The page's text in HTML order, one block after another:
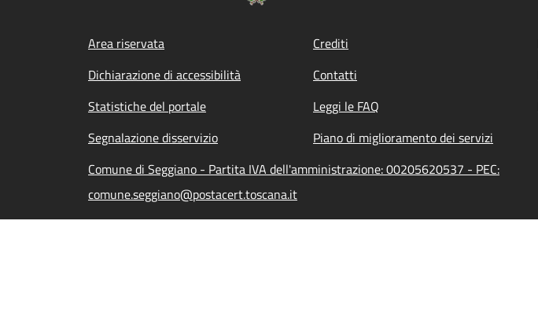
Footer menu
Area riservata Crediti
Dichiarazione di accessibilità
Contatti
Statistiche del portale
Leggi le FAQ
Segnalazione disservizio
Piano di miglioramento dei servizi
Comune di Seggiano - Partita IVA dell'amministrazione: 00205620537 - PEC:
comune.seggiano@postacert.toscana.it